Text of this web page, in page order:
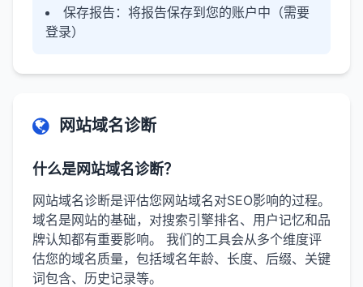
保存报告 ：将报告保存到您的账户中（需要
登录）
网站域名诊断
什么是网站域名诊断？
网站域名诊断是评估您网站域名对SEO影响的过程。
域名是网站的基础，对搜索引擎排名、用户记忆和品
牌认知都有重要影响。 我们的工具会从多个维度评
估您的域名质量，包括域名年龄、长度、后缀、关键
词包含、历史记录等。